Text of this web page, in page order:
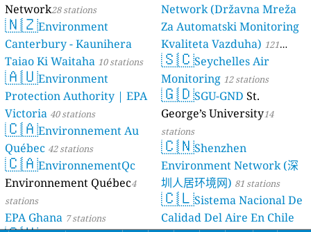
Network28 stations
🇳🇿Environment
Canterbury - Kaunihera
Taiao Ki Waitaha 10 stations
🇦🇺Environment
Protection Authority | EPA
Victoria 40 stations
🇨🇦Environnement Au
Québec 42 stations
🇨🇦EnvironnementQc
Environnement Québec4
stations
EPA Ghana 7 stations
Network (Državna Mreža
Za Automatski Monitoring
Kvaliteta Vazduha) 121
stations
🇸🇨Seychelles Air
Monitoring 12 stations
🇬🇩SGU-GND St.
George’s University14
stations
🇨🇳Shenzhen
Environment Network (深
圳人居环境网) 81 stations
🇨🇱Sistema Nacional De
Calidad Del Aire En Chile